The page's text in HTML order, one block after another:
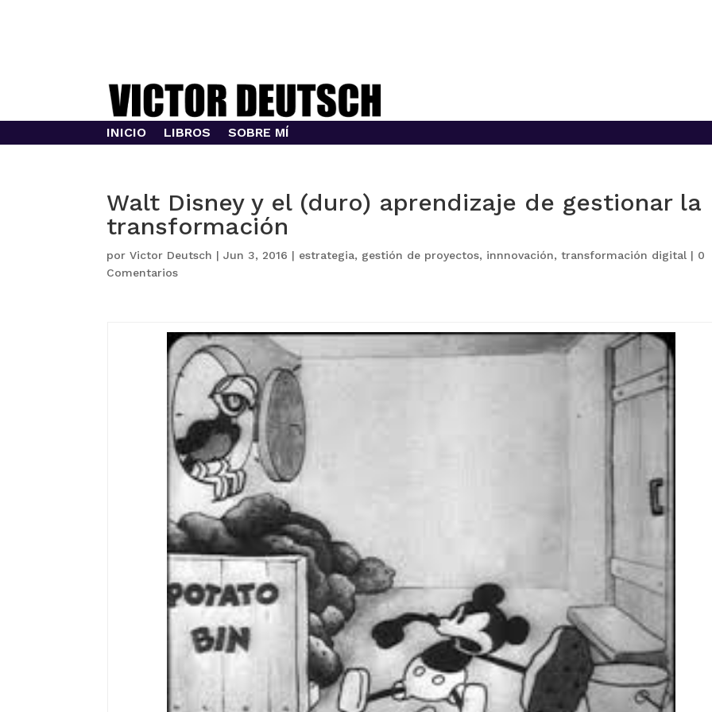
INICIO LIBROS SOBRE MÍ
Walt Disney y el (duro) aprendizaje de gestionar la
transformación
porVictor Deutsch |Jun 3, 2016 | estrategia, gestión de proyectos, innnovación,transformación digital | 0
Comentarios